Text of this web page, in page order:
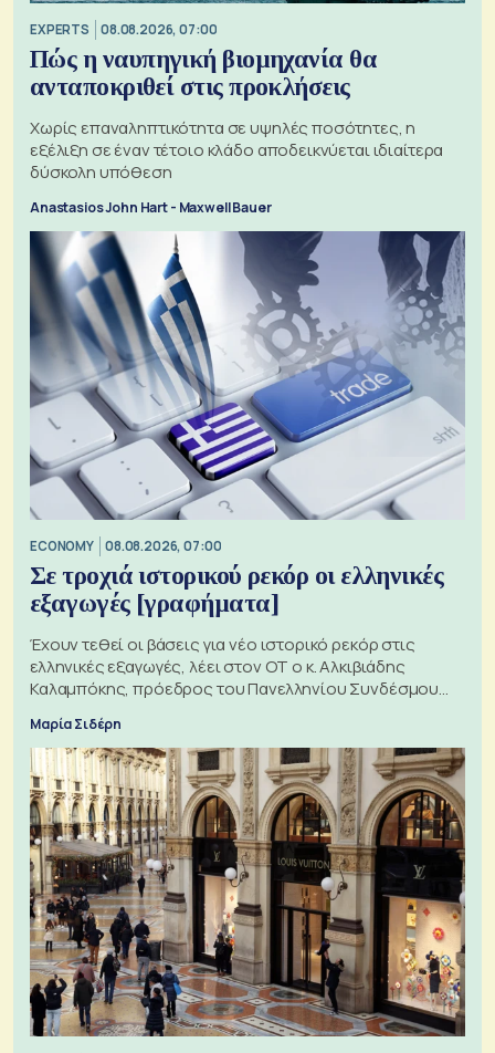
EXPERTS 08.08.2026, 07:00
Πώς η ναυπηγική βιομηχανία θα
ανταποκριθεί στις προκλήσεις
Χωρίς επαναληπτικότητα σε υψηλές ποσότητες, η
εξέλιξη σε έναν τέτοιο κλάδο αποδεικνύεται ιδιαίτερα
δύσκολη υπόθεση
Anastasios John Hart - Maxwell Bauer
ECONOMY 08.08.2026, 07:00
Σε τροχιά ιστορικού ρεκόρ οι ελληνικές
εξαγωγές [γραφήματα]
Έχουν τεθεί οι βάσεις για νέο ιστορικό ρεκόρ στις
ελληνικές εξαγωγές, λέει στον ΟΤ ο κ. Αλκιβιάδης
Καλαμπόκης, πρόεδρος του Πανελληνίου Συνδέσμου
Μαρία Σιδέρη